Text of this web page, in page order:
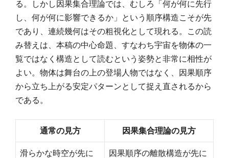
る。しかし因果集合理論では、むしろ「何が何に先行
し、何が何に影響できるか」という順序構造こそが先
であり、連続幾何はその粗視化として現れる。この読
み替えは、本稿の中心命題、すなわち宇宙を物体の一
覧ではなく構造として読むという姿勢と非常に相性が
よい。物体は舞台の上の登場人物ではなく、因果順序
から立ち上がる安定パターンとして捉え直されるから
である。
通常の見方 因果集合理論の見方
滑らかな時空が先に
因果順序の離散構造が先に